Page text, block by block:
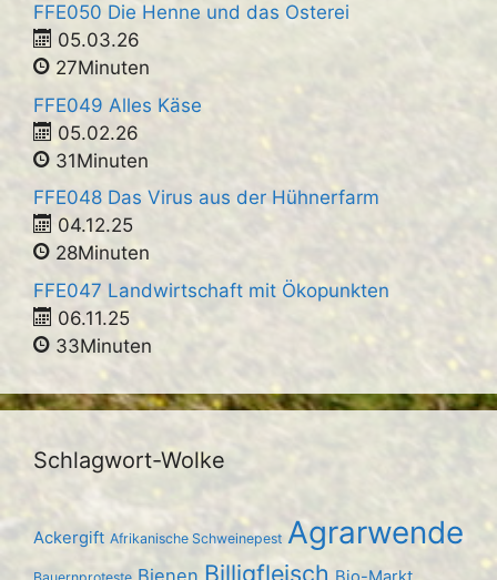
FFE050 Die Henne und das Osterei
05.03.26
27Minuten
FFE049 Alles Käse
05.02.26
31Minuten
FFE048 Das Virus aus der Hühnerfarm
04.12.25
28Minuten
FFE047 Landwirtschaft mit Ökopunkten
06.11.25
33Minuten
Schlagwort-Wolke
Ackergift Afrikanische Schweinepest Agrarwende
Bauernproteste Bienen Billigfleisch